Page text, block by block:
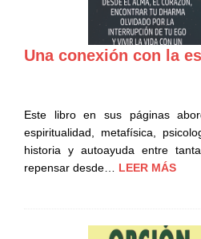
Una conexión con la
Este libro en sus páginas
espiritualidad, metafísica,
historia y autoayuda entre
repensar desde… LEER MÁS